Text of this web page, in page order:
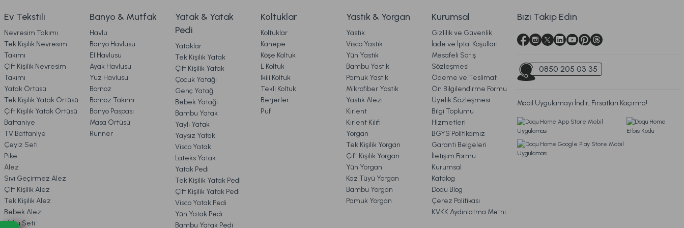
Gönder
5. İADE & DEĞİŞİM
6. ÜRÜN BİLGİLERİ
7. KAMPANYA & İNDİRİMLER
8. MÜŞTERİ HİZMETLERİ
9. YATAK & KOLTUK SİPARİŞ VE İADE İŞLEMLERİ
2.199,00 TL
Ücretsiz Kargo
1.999,00 TL
Ücretsiz Kargo
2.499,00 TL
Ücretsiz Kargo
Marietta Füme Cam Kapaklı Dekoratif Standart
2.899,00 TL
Ücretsiz Kargo
Marietta Gold Cam Dekoratif Tepsi Standart
2.699,00 TL
Ücretsiz Kargo
Marietta Kitap Kutu 2'li Standart
999,00 TL
Ücretsiz Kargo
Marietta Cam Düğüm Obje Standart
2.699,00 TL
Marietta Turuncu 2'li Cam Vazo Standart
2.199,00 TL
Marietta Traverten Gold 2'li Şamdan Standart
Ev Tekstili
Nevresim Takımı
Tek Kişilik Nevresim
Takımı
Çift Kişilik Nevresim
Takımı
Yatak Örtüsü
Tek Kişilik Yatak Örtüsü
Çift Kişilik Yatak Örtüsü
Battaniye
TV Battaniye
Çeyiz Seti
Pike
Alez
Sıvı Geçirmez Alez
Çift Kişilik Alez
Tek Kişilik Alez
Bebek Alezi
Uyku Seti
Banyo & Mutfak
Havlu
Banyo Havlusu
El Havlusu
Ayak Havlusu
Yüz Havlusu
Bornoz
Bornoz Takımı
Banyo Paspası
Masa Örtüsü
Runner
Yatak & Yatak
Pedi
Yataklar
Tek Kişilik Yatak
Çift Kişilik Yatak
Çocuk Yatağı
Genç Yatağı
Bebek Yatağı
Bambu Yatak
Yaylı Yatak
Yaysız Yatak
Visco Yatak
Lateks Yatak
Yatak Pedi
Tek Kişilik Yatak Pedi
Çift Kişilik Yatak Pedi
Visco Yatak Pedi
Yün Yatak Pedi
Bambu Yatak Pedi
Koltuklar
Koltuklar
Kanepe
Köşe Koltuk
L Koltuk
İkili Koltuk
Tekli Koltuk
Berjerler
Puf
Yastık & Yorgan
Yastık
Visco Yastık
Yün Yastık
Bambu Yastık
Pamuk Yastık
Mikrofiber Yastık
Yastık Alezi
Kırlent
Kırlent Kılıfı
Yorgan
Tek Kişilik Yorgan
Çift Kişilik Yorgan
Yün Yorgan
Kaz Tüyü Yorgan
Bambu Yorgan
Pamuk Yorgan
Kurumsal
Gizlilik ve Güvenlik
İade ve İptal Koşulları
Mesafeli Satış
Sözleşmesi
Ödeme ve Teslimat
Ön Bilgilendirme Formu
Üyelik Sözleşmesi
Bilgi Toplumu
Hizmetleri
BGYS Politikamız
Garanti Belgeleri
İletişim Formu
Kurumsal
Katalog
Doqu Blog
Çerez Politikası
KVKK Aydınlatma Metni
Bizi Takip Edin
0850 205 03 35
Mobil Uygulamayı İndir, Fırsatları Kaçırma!